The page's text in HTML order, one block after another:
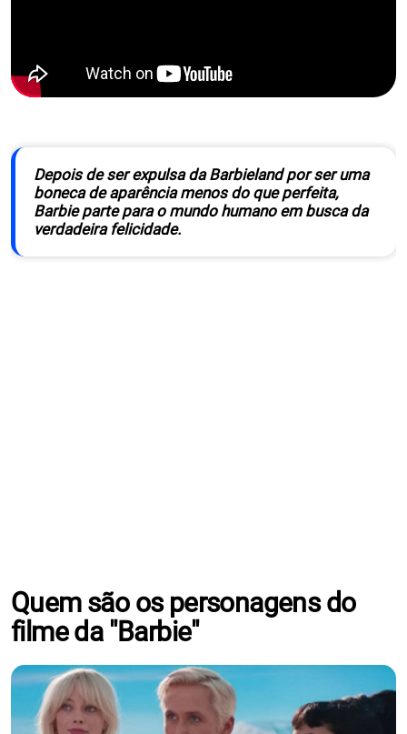
Depois de ser expulsa da Barbieland por ser uma
boneca de aparência menos do que perfeita,
Barbie parte para o mundo humano em busca da
verdadeira felicidade.
Quem são os personagens do
filme da "Barbie"